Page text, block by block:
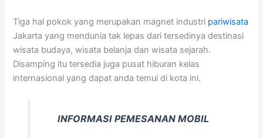
Tiga hal pokok yang merupakan magnet industri pariwisata
Jakarta yang mendunia tak lepas dari tersedinya destinasi
wisata budaya, wisata belanja dan wisata sejarah.
Disamping itu tersedia juga pusat hiburan kelas
internasional yang dapat anda temui di kota ini.
INFORMASI PEMESANAN MOBIL